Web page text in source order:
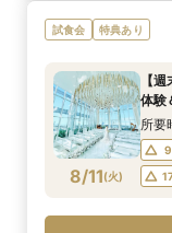
8/10( 月)
【17
景×
8/10( 月)
【初
お気
8/10( 月)
2名
エデ
8/10( 月)
【愛
タン
試食会 特典あり
8/11(火)
【
体験
所要